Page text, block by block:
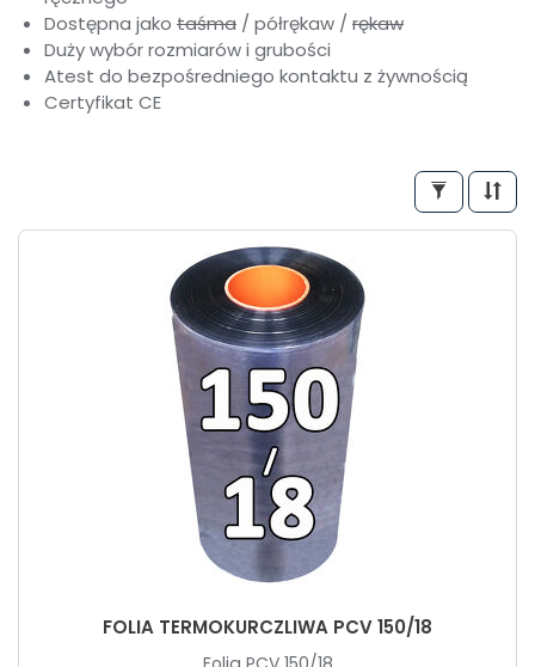
Dostępna jako taśma / półrękaw / rękaw
Duży wybór rozmiarów i grubości
Atest do bezpośredniego kontaktu z żywnością
Certyfikat CE
FOLIA TERMOKURCZLIWA PCV 150/18